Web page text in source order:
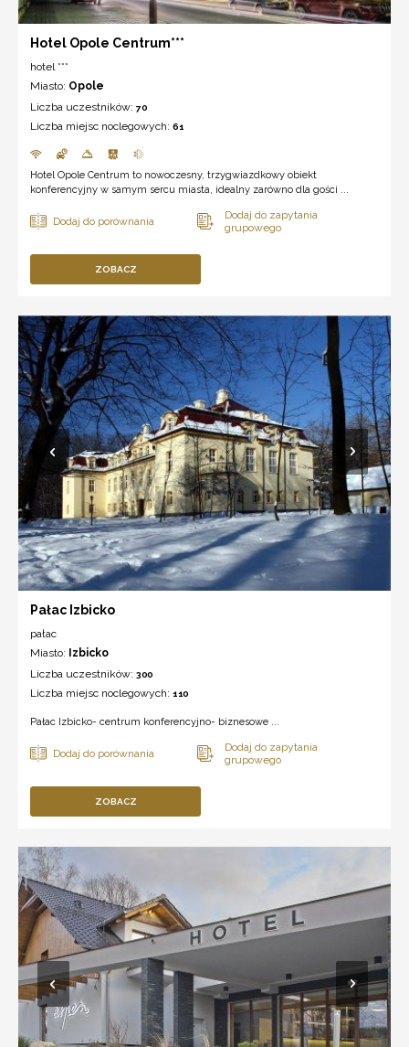
Hotel Opole Centrum***
hotel ***
Miasto: Opole
Liczba uczestników: 70
Liczba miejsc noclegowych: 61
Hotel Opole Centrum to nowoczesny, trzygwiazdkowy obiekt
konferencyjny w samym sercu miasta, idealny zarówno dla gości ...
ZOBACZ
Pałac Izbicko
pałac
Miasto: Izbicko
Liczba uczestników: 300
Liczba miejsc noclegowych: 110
Pałac Izbicko- centrum konferencyjno- biznesowe ...
ZOBACZ